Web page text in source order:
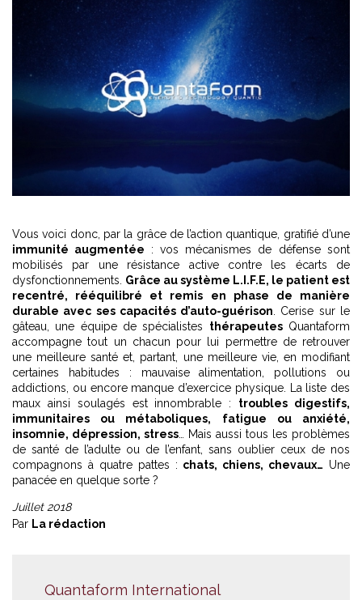
Vous voici donc, par la grâce de l’action quantique, gratifié d’une
immunité augmentée : vos mécanismes de défense sont
mobilisés par une résistance active contre les écarts de
dysfonctionnements. Grâce au système L.I.F.E, le patient est
recentré, rééquilibré et remis en phase de manière
durable avec ses capacités d’auto-guérison . Cerise sur le
gâteau, une équipe de spécialistes thérapeutesQuantaform
accompagne tout un chacun pour lui permettre de retrouver
une meilleure santé et, partant, une meilleure vie, en modifiant
certaines habitudes : mauvaise alimentation, pollutions ou
addictions, ou encore manque d’exercice physique. La liste des
maux ainsi soulagés est innombrable : troubles digestifs,
immunitaires ou métaboliques, fatigue ou anxiété,
insomnie, dépression, stress … Mais aussi tous les problèmes
de santé de l’adulte ou de l’enfant, sans oublier ceux de nos
compagnons à quatre pattes : chats, chiens, chevaux… Une
panacée en quelque sorte ?
Juillet 2018
Par La rédaction
Quantaform International